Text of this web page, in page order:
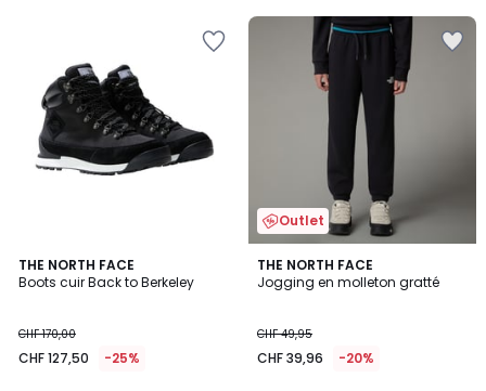
THE NORTH FACE
Boots cuir Back to Berkeley
CHF 170,00
CHF 127,50 -25%
4,5
/ 5
Outlet
THE NORTH FACE
Jogging en molleton gratté
CHF 49,95
CHF 39,96 -20%
4
/